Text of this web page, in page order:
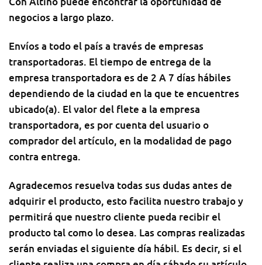
negocios a largo plazo.
Envíos a todo el país a través de empresas
transportadoras. El tiempo de entrega de la
empresa transportadora es de 2 A 7 días hábiles
dependiendo de la ciudad en la que te encuentres
ubicado(a). El valor del flete a la empresa
transportadora, es por cuenta del usuario o
comprador del artículo, en la modalidad de pago
contra entrega.
Agradecemos resuelva todas sus dudas antes de
adquirir el producto, esto facilita nuestro trabajo y
permitirá que nuestro cliente pueda recibir el
producto tal como lo desea. Las compras realizadas
serán enviadas el siguiente día hábil. Es decir, si el